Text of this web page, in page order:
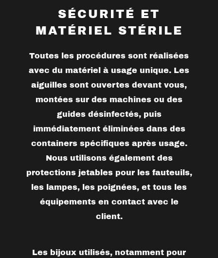
SÉCURITÉ ET
MATÉRIEL STÉRILE
Toutes les procédures sont réalisées
avec du matériel à usage unique. Les
aiguilles sont ouvertes devant vous,
montées sur des machines ou des
guides désinfectés, puis
immédiatement éliminées dans des
containers spécifiques après usage.
Nous utilisons également des
protections jetables pour les fauteuils,
les lampes, les poignées, et tous les
équipements en contact avec le
client.
Les bijoux utilisés, notamment pour